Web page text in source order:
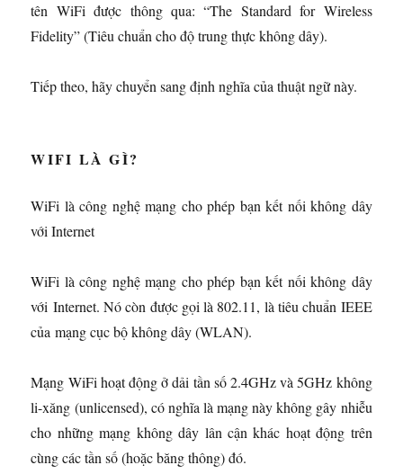
tên WiFi được thông qua: “The Standard for Wireless
Fidelity” (Tiêu chuẩn cho độ trung thực không dây).
Tiếp theo, hãy chuyển sang định nghĩa của thuật ngữ này.
WIFI LÀ GÌ?
WiFi là công nghệ mạng cho phép bạn kết nối không dây
với Internet
WiFi là công nghệ mạng cho phép bạn kết nối không dây
với Internet. Nó còn được gọi là 802.11, là tiêu chuẩn IEEE
của mạng cục bộ không dây (WLAN).
Mạng WiFi hoạt động ở dải tần số 2.4GHz và 5GHz không
li-xăng (unlicensed), có nghĩa là mạng này không gây nhiễu
cho những mạng không dây lân cận khác hoạt động trên
cùng các tần số (hoặc băng thông) đó.